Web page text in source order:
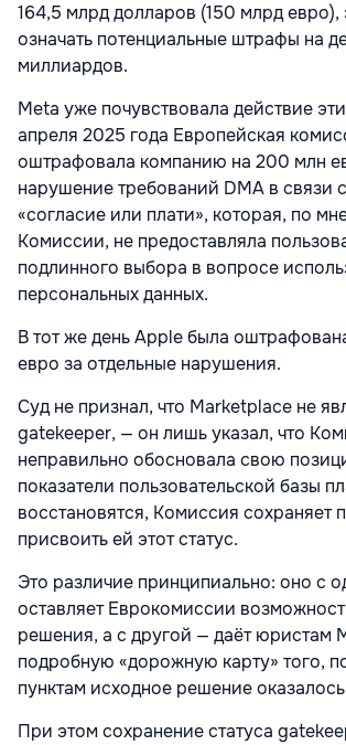
164,5 млрд долларов (150 млрд евро),
означать потенциальные штрафы на
миллиардов.
Meta уже почувствовала действие
апреля 2025 года Европейская
оштрафовала компанию на 200 млн
нарушение требований DMA в связи
«согласие или плати», которая, по
Комиссии, не предоставляла
подлинного выбора в вопросе
персональных данных.
В тот же день Apple была
евро за отдельные нарушения.
Суд не признал, что Marketplace не
gatekeeper, — он лишь указал, что
неправильно обосновала свою
показатели пользовательской базы
восстановятся, Комиссия сохраняет
присвоить ей этот статус.
Это различие принципиально: оно с
оставляет Еврокомиссии
решения, а с другой — даёт юристам
подробную «дорожную карту» того,
пунктам исходное решение
При этом сохранение статуса